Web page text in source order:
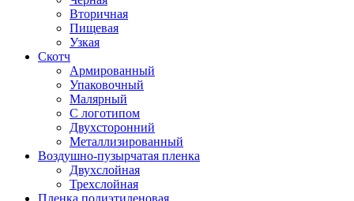
Вторичная
Пищевая
Узкая
Скотч
Армированный
Упаковочный
Малярный
С логотипом
Двухсторонний
Металлизированный
Воздушно-пузырчатая пленка
Двухслойная
Трехслойная